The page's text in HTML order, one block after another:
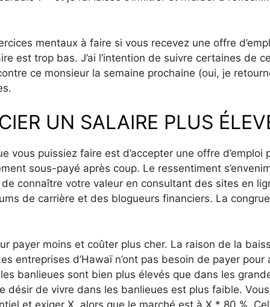
mentaux à faire si vous recevez une offre
est trop bas. J’ai l’intention de suivre certaines de
ce monsieur la semaine prochaine (oui, je
UN SALAIRE PLUS
vous puissiez faire est d’accepter une offre d’emploi
sous-payé après coup. Le ressentiment
connaître votre valeur en consultant des sites en
de carrière et des blogueurs financiers. La
payer moins et coûter plus cher. La raison de la
entreprises d’Hawaï n’ont pas besoin de payer pour
banlieues sont bien plus élevés que dans les
désir de vivre dans les banlieues est plus faible.
et exiger X, alors que le marché est à X * 80 %.